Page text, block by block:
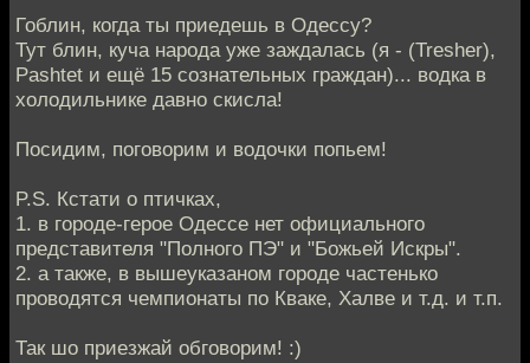
Гоблин, когда ты приедешь в Одессу?
Тут блин, куча народа уже заждалась (я - (Tresher),
Pashtet и ещё 15 сознательных граждан)... водка в
холодильнике давно скисла!
Посидим, поговорим и водочки попьем!
P.S. Кстати о птичках,
1. в городе-герое Одессе нет официального
представителя "Полного ПЭ" и "Божьей Искры".
2. а также, в вышеуказаном городе частенько
проводятся чемпионаты по Кваке, Халве и т.д. и т.п.
Так шо приезжай обговорим! :)